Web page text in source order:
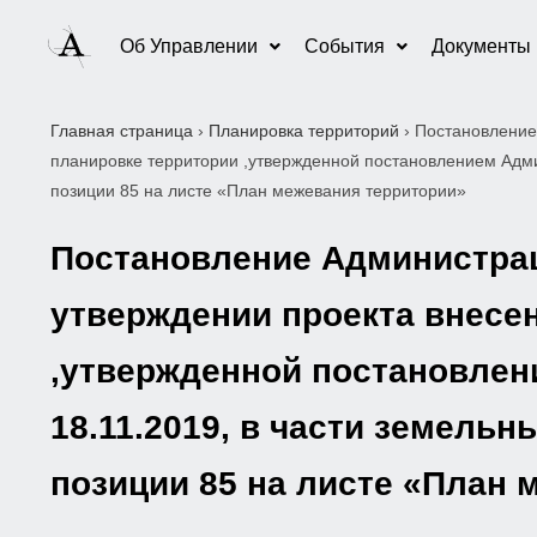
Об Управлении События Документы
Главная страница › Планировка территорий ›
планировке территории ,утвержденной постановлением
позиции 85 на листе «План межевания территории»
Постановление
утверждении проекта
,утвержденной
18.11.2019, в части
позиции 85 на листе «План